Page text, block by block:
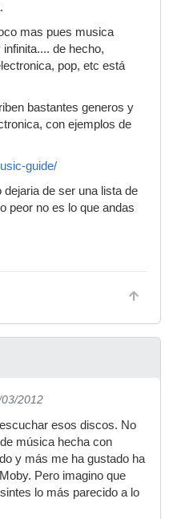
mas pues musica
de hecho,
pop, etc está
bastantes generos y
con ejemplos de
guide/
de ser una lista de
peor no es lo que andas
2012
esos discos. No
música hecha con
y más me ha gustado ha
Pero imagino que
lo más parecido a lo